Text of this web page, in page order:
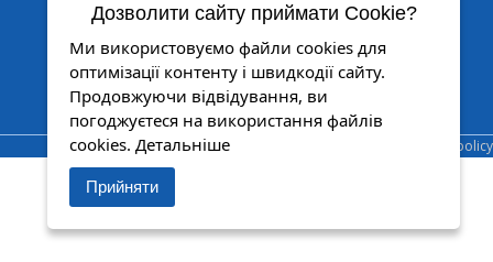
Де купити
Контакти
ОКО™ КОНТРОЛЮЙ І КЕРУЙ
© 2007-2025 Всі права захищені
Privacy policy
Дозволити сайту приймати Cookie?
Ми використовуємо файли cookies для
оптимізації контенту і швидкодії сайту.
Продовжуючи відвідування, ви
погоджуєтеся на використання файлів
cookies. Детальніше
Прийняти